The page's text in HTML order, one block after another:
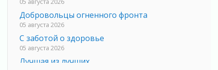
Добровольцы огненного фронта
05 августа 2026
С заботой о здоровье
05 августа 2026
Лучшая из лучших